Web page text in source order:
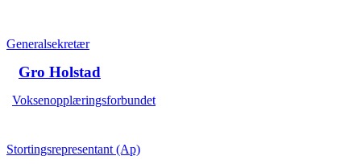
Generalsekretær
Gro Holstad
Voksenopplæringsforbundet
Stortingsrepresentant (Ap)